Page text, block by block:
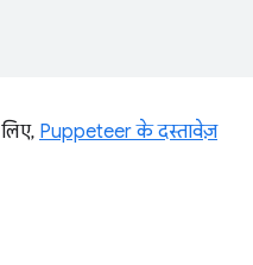
Puppeteer के दस्तावेज़